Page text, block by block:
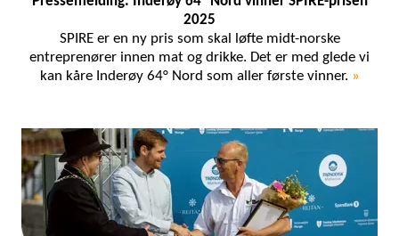
2025
SPIRE er en ny pris som skal løfte midt-norske
entreprenører innen mat og drikke. Det er med glede vi
kan kåre Inderøy 64° Nord som aller første vinner. »